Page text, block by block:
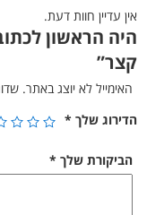
אין עדיין חוות דעת.
היה הראשון
קצר”
האימייל לא יוצג באתר.
הדירוג שלך *
הביקורת שלך *